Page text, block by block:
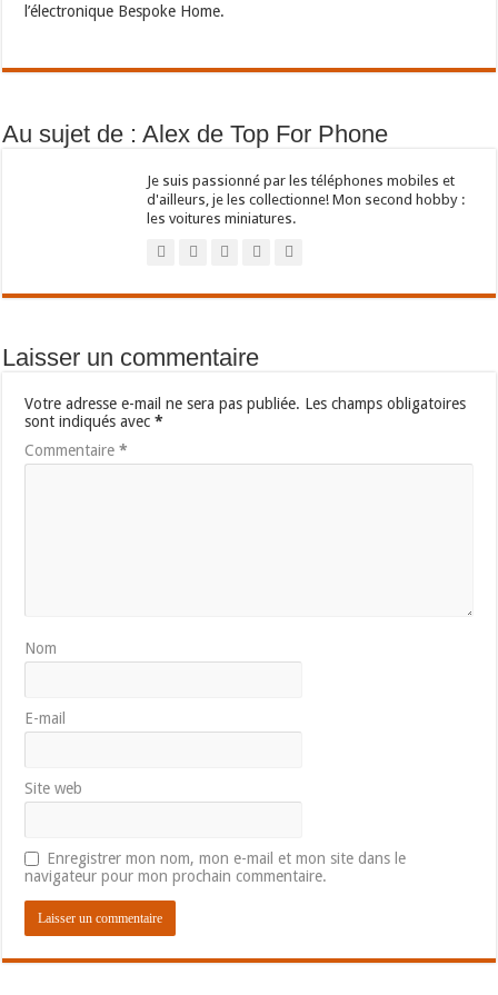
l’électronique Bespoke Home.
Au sujet de : Alex de Top For Phone
Je suis passionné par les téléphones mobiles et
d'ailleurs, je les collectionne! Mon second hobby :
les voitures miniatures.
Laisser un commentaire
Votre adresse e-mail ne sera pas publiée. Les champs obligatoires
sont indiqués avec*
Commentaire*
Nom
E-mail
Site web
Enregistrer mon nom, mon e-mail et mon site dans le
navigateur pour mon prochain commentaire.